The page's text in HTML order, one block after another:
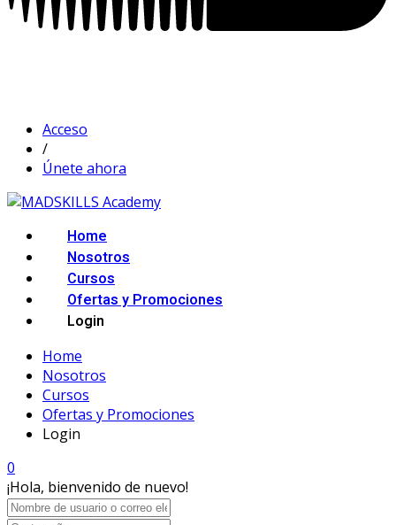
Acceso
/
Únete ahora
Home
Nosotros
Cursos
Ofertas y Promociones
Login
Home
Nosotros
Cursos
Ofertas y Promociones
Login
0
¡Hola, bienvenido de nuevo!